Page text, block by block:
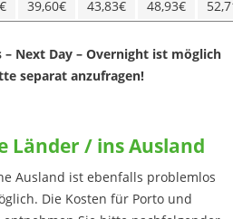
39,60€ 43,83€ 48,93€
– Next Day – Overnight ist möglich
separat anzufragen!
Länder / ins Ausland
Ausland ist ebenfalls problemlos
Die Kosten für Porto und